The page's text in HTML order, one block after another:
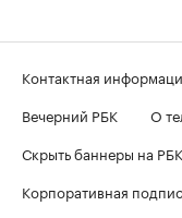
Контактная
Вечерний РБК
О
Скрыть баннеры на РБК
Корпоративная